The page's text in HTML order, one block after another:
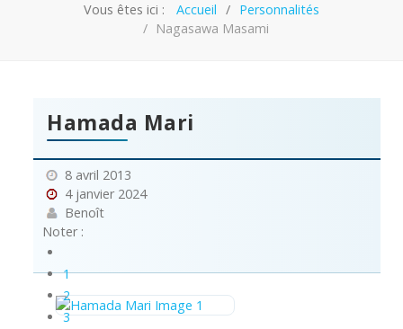
Vous êtes ici : Accueil
Personnalités
Nagasawa Masami
Hamada Mari
8 avril 2013
4 janvier 2024
Benoît
Noter :
1
2
3